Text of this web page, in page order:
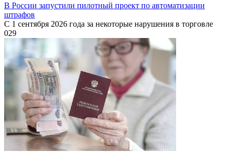
В России запустили пилотный проект по автоматизации
штрафов
С 1 сентября 2026 года за некоторые нарушения в торговле
029